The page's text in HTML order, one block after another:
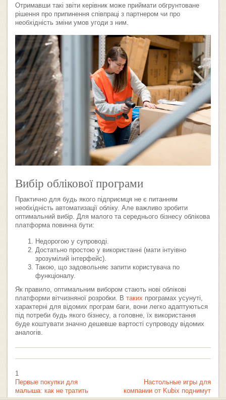
Отримавши такі звіти керівник може приймати обгрунтоване
рішення про припинення співпраці з партнером чи про
необхідність зміни умов угоди з ним.
Вибір облікової програми
Практично для будь якого підприємця не є питанням
необхідність автоматизації обліку. Але важливо зробити
оптимальний вибір. Для малого та середнього бізнесу облікова
платформа повинна бути:
Недорогою у супроводі.
Достатьно простою у використанні (мати інтуівно
зрозумілий інтерфейс).
Такою, що задовольняє запити користувача по
функціоналу.
Як правило, оптимальним вибором стають нові облікові
платформи вітчизняної розробки. В таких програмах усунуті,
характерні для відомих програм баги, вони легко адаптуються
під потреби будь якого бізнесу, а головне, їх використання
буде коштувати значно дешевше вартості супроводу відомих
аналогів.
1
Первые покупки для
малыша: как не тратить
Настольные игры для
компании от Kubix поднимут